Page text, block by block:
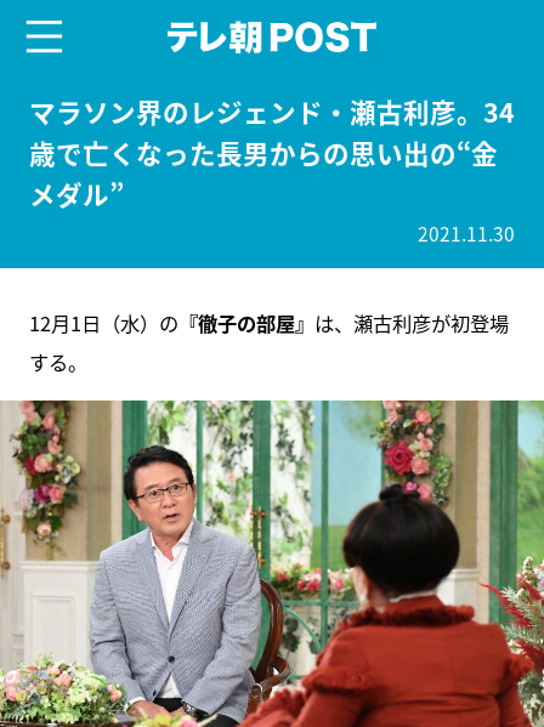
マラソン界のレジェンド・瀬古利彦。34
歳で亡くなった長男からの思い出の“金
メダル”
2021.11.30
12月1日（水）の 『徹子の部屋』 は、瀬古利彦が初登場
する。